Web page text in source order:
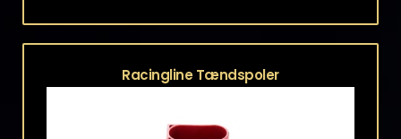
Racingline Tændspoler